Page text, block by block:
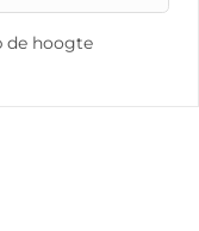
de hoogte